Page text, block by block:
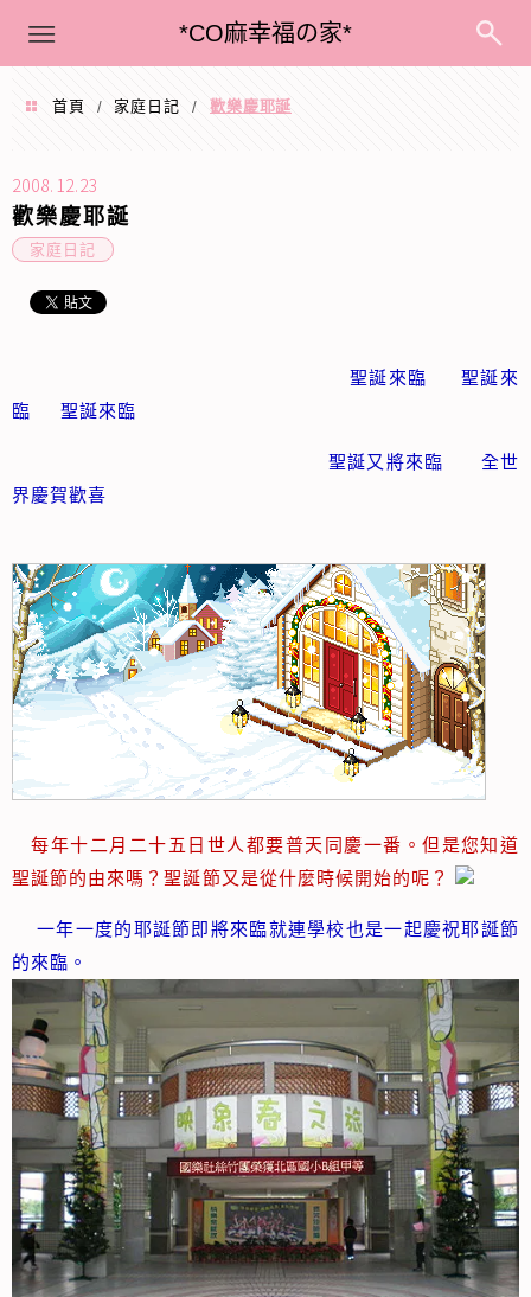
*CO麻幸福の家*
menu
首頁 / 家庭日記 / 歡樂慶耶誕
2008.12.23
歡樂慶耶誕
家庭日記
聖誕來臨 聖誕來
臨 聖誕來臨
聖誕又將來臨 全世
界慶賀歡喜
每年十二月二十五日世人都要普天同慶一番。但是您知道
聖誕節的由來嗎？聖誕節又是從什麼時候開始的呢？
一年一度的耶誕節即將來臨就連學校也是一起慶祝耶誕節
的來臨。